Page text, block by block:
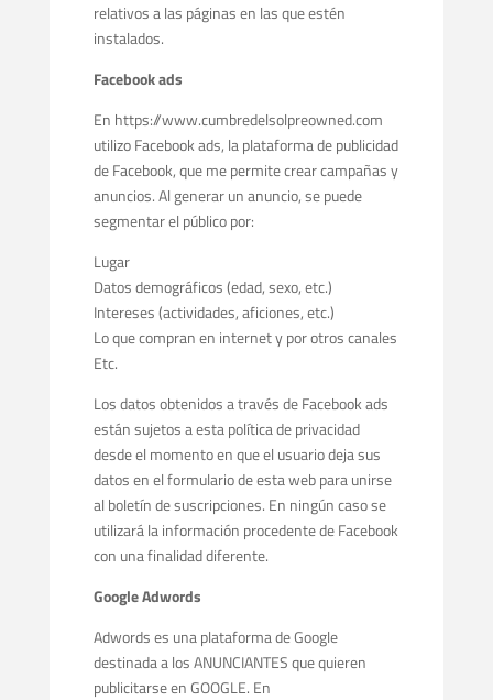
relativos a las páginas en las que estén
instalados.
Facebook ads
En https://www.cumbredelsolpreowned.com
utilizo Facebook ads, la plataforma de publicidad
de Facebook, que me permite crear campañas y
anuncios. Al generar un anuncio, se puede
segmentar el público por:
Lugar
Datos demográficos (edad, sexo, etc.)
Intereses (actividades, aficiones, etc.)
Lo que compran en internet y por otros canales
Etc.
Los datos obtenidos a través de Facebook ads
están sujetos a esta política de privacidad
desde el momento en que el usuario deja sus
datos en el formulario de esta web para unirse
al boletín de suscripciones. En ningún caso se
utilizará la información procedente de Facebook
con una finalidad diferente.
Google Adwords
Adwords es una plataforma de Google
destinada a los ANUNCIANTES que quieren
publicitarse en GOOGLE. En